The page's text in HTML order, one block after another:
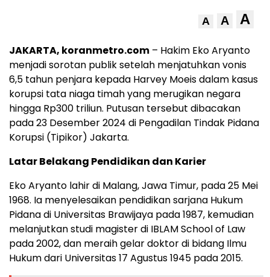
A A A
JAKARTA, koranmetro.com – Hakim Eko Aryanto
menjadi sorotan publik setelah menjatuhkan vonis
6,5 tahun penjara kepada Harvey Moeis dalam kasus
korupsi tata niaga timah yang merugikan negara
hingga Rp300 triliun. Putusan tersebut dibacakan
pada 23 Desember 2024 di Pengadilan Tindak Pidana
Korupsi (Tipikor) Jakarta.
Latar Belakang Pendidikan dan Karier
Eko Aryanto lahir di Malang, Jawa Timur, pada 25 Mei
1968. Ia menyelesaikan pendidikan sarjana Hukum
Pidana di Universitas Brawijaya pada 1987, kemudian
melanjutkan studi magister di IBLAM School of Law
pada 2002, dan meraih gelar doktor di bidang Ilmu
Hukum dari Universitas 17 Agustus 1945 pada 2015.